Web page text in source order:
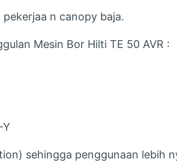
n canopy baja.
Mesin Bor Hilti TE 50 AVR :
Y
sehingga penggunaan lebih